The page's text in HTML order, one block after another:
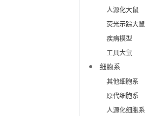
人源化大鼠
荧光示踪大鼠
疾病模型
工具大鼠
细胞系
其他细胞系
原代细胞系
人源化细胞系